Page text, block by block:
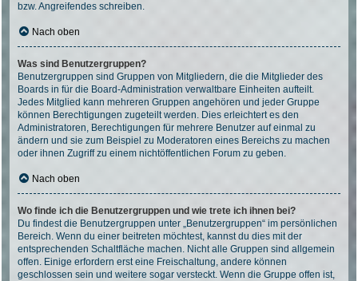
bzw. Angreifendes schreiben.
Nach oben
Was sind Benutzergruppen?
Benutzergruppen sind Gruppen von Mitgliedern, die die Mitglieder des
Boards in für die Board-Administration verwaltbare Einheiten aufteilt.
Jedes Mitglied kann mehreren Gruppen angehören und jeder Gruppe
können Berechtigungen zugeteilt werden. Dies erleichtert es den
Administratoren, Berechtigungen für mehrere Benutzer auf einmal zu
ändern und sie zum Beispiel zu Moderatoren eines Bereichs zu machen
oder ihnen Zugriff zu einem nichtöffentlichen Forum zu geben.
Nach oben
Wo finde ich die Benutzergruppen und wie trete ich ihnen bei?
Du findest die Benutzergruppen unter „Benutzergruppen“ im persönlichen
Bereich. Wenn du einer beitreten möchtest, kannst du dies mit der
entsprechenden Schaltfläche machen. Nicht alle Gruppen sind allgemein
offen. Einige erfordern erst eine Freischaltung, andere können
geschlossen sein und weitere sogar versteckt. Wenn die Gruppe offen ist,